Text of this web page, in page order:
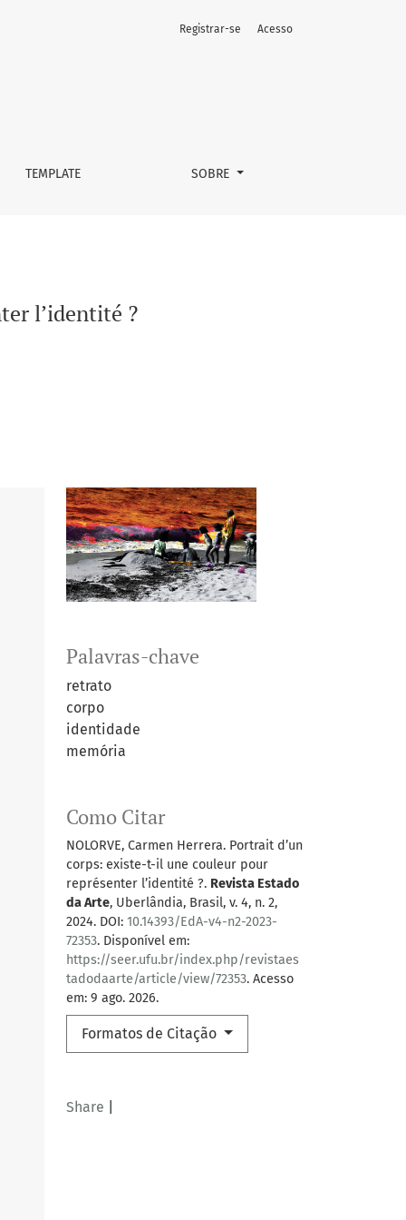
TEMPLATE SOBRE
Registrar-se Acesso
l’identité ?
Palavras-chave
retrato
corpo
identidade
memória
Como Citar
NOLORVE, Carmen Herrera. Portrait d’un
corps: existe-t-il une couleur pour
représenter l’identité ?. Revista Estado
da Arte, Uberlândia, Brasil, v. 4, n. 2,
2024. DOI: 10.14393/EdA-v4-n2-2023-
72353. Disponível em:
https://seer.ufu.br/index.php/revistaes
tadodaarte/article/view/72353. Acesso
em: 9 ago. 2026.
Formatos de Citação
Share